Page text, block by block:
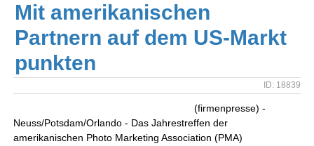
Mit amerikanischen
Partnern auf dem US-Markt
punkten
ID: 18839
(firmenpresse) -
Neuss/Potsdam/Orlando - Das Jahrestreffen der
amerikanischen Photo Marketing Association (PMA)